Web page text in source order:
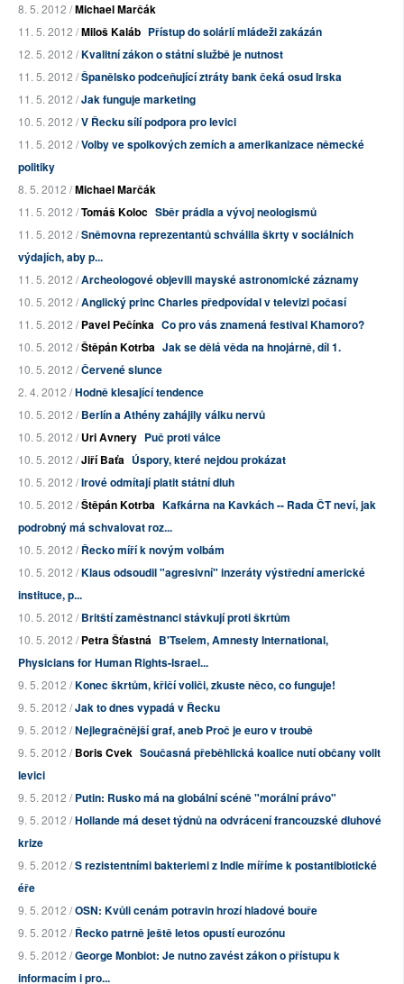
8. 5. 2012 /Michael Marčák
11. 5. 2012 /Miloš Kaláb Přístup do solárií mládeži zakázán
12. 5. 2012 /Kvalitní zákon o státní službě je nutnost
11. 5. 2012 /Španělsko podceňující ztráty bank čeká osud Irska
11. 5. 2012 /Jak funguje marketing
10. 5. 2012 /V Řecku sílí podpora pro levici
11. 5. 2012 /Volby ve spolkových zemích a amerikanizace německé
politiky
8. 5. 2012 /Michael Marčák
11. 5. 2012 /Tomáš Koloc Sběr prádla a vývoj neologismů
11. 5. 2012 /Sněmovna reprezentantů schválila škrty v sociálních
výdajích, aby p...
11. 5. 2012 /Archeologové objevili mayské astronomické záznamy
10. 5. 2012 /Anglický princ Charles předpovídal v televizi počasí
11. 5. 2012 /Pavel Pečínka Co pro vás znamená festival Khamoro?
10. 5. 2012 /Štěpán Kotrba Jak se dělá věda na hnojárně, díl 1.
10. 5. 2012 /Červené slunce
2. 4. 2012 /Hodně klesající tendence
10. 5. 2012 /Berlín a Athény zahájily válku nervů
10. 5. 2012 /Uri Avnery Puč proti válce
10. 5. 2012 /Jiří Baťa Úspory, které nejdou prokázat
10. 5. 2012 /Irové odmítají platit státní dluh
10. 5. 2012 /Štěpán Kotrba Kafkárna na Kavkách -- Rada ČT neví, jak
podrobný má schvalovat roz...
10. 5. 2012 /Řecko míří k novým volbám
10. 5. 2012 /Klaus odsoudil "agresivní" inzeráty výstřední americké
instituce, p...
10. 5. 2012 /Britští zaměstnanci stávkují proti škrtům
10. 5. 2012 /Petra Šťastná B'Tselem, Amnesty International,
Physicians for Human Rights-Israel...
9. 5. 2012 /Konec škrtům, křičí voliči, zkuste něco, co funguje!
9. 5. 2012 /Jak to dnes vypadá v Řecku
9. 5. 2012 /Nejlegračnější graf, aneb Proč je euro v troubě
9. 5. 2012 /Boris Cvek Současná přeběhlická koalice nutí občany volit
levici
9. 5. 2012 /Putin: Rusko má na globální scéně "morální právo"
9. 5. 2012 /Hollande má deset týdnů na odvrácení francouzské dluhové
krize
9. 5. 2012 /S rezistentními bakteriemi z Indie míříme k postantibiotické
éře
9. 5. 2012 /OSN: Kvůli cenám potravin hrozí hladové bouře
9. 5. 2012 /Řecko patrně ještě letos opustí eurozónu
9. 5. 2012 /George Monbiot: Je nutno zavést zákon o přístupu k
informacím i pro...